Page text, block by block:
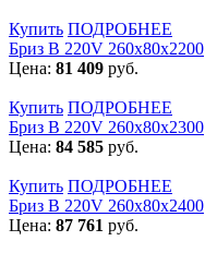
Купить ПОДРОБНЕЕ
Бриз В 220V 260x80x2200
Цена: 81 409 руб.
Купить ПОДРОБНЕЕ
Бриз В 220V 260x80x2300
Цена: 84 585 руб.
Купить ПОДРОБНЕЕ
Бриз В 220V 260x80x2400
Цена: 87 761 руб.